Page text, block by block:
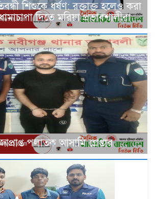
শিশুকে ধর্ষণ: রক্তাক্ত হলেও করা
দিতে মরিয়া প্রভাবশালীরা
পলাতক আসামি গ্রেপ্তার